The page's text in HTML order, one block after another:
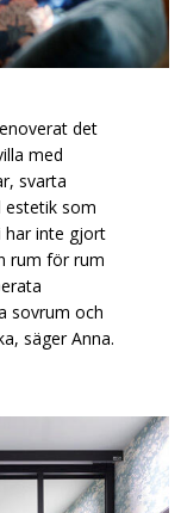
det
med
svarta
estetik som
har inte gjort
rum för rum
sovrum och
säger Anna.